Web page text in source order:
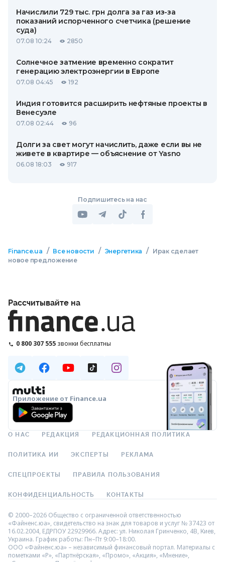
Начислили 729 тыс. грн долга за газ из-за
показаний испорченного счетчика (решение
суда)
07.08 10:24 2850
Солнечное затмение временно сократит
генерацию электроэнергии в Европе
07.08 04:45 192
Индия готовится расширить нефтяные проекты в
Венесуэле
07.08 02:44 96
Долги за свет могут начислить, даже если вы не
живете в квартире — объяснение от Yasno
06.08 18:03 917
Подпишитесь на нас
Finance.ua / Все новости / Энергетика /
Ирак сделает
новое предложение
Рассчитывайте на
0 800 307 555 звонки бесплатны
Приложение от Finance.ua
О НАС РЕДАКЦИЯ РЕДАКЦИОННАЯ ПОЛИТИКА
ПОЛИТИКА ИИ ЭКСПЕРТЫ РЕКЛАМА
СПЕЦПРОЕКТЫ ПРАВИЛА ПОЛЬЗОВАНИЯ
КОНФИДЕНЦИАЛЬНОСТЬ КОНТАКТЫ
© 2000–2026 Общество с ограниченной ответственностью
«Файненс.юа», свидетельство на знак для товаров и услуг № 37423 от
16.02.2004, ЕДРПОУ 22929966. Адрес: ул. Николая Гринченко, 4В, Киев,
Украина. График работы: Пн–Пт 9:00–18:00.
ООО «Файненс.юа» – независимый финансовый портал. Материалы с
пометками «Р», «Партнёрская», «Промо», «Акция», «Мнение»,